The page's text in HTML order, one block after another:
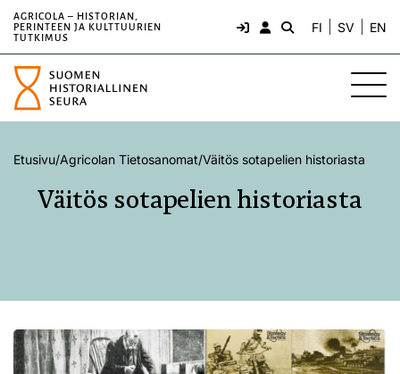
AGRICOLA – HISTORIAN,
PERINTEEN JA KULTTUURIEN
TUTKIMUS
FI SV EN
Etusivu/Agricolan Tietosanomat/Väitös sotapelien historiasta
Väitös sotapelien historiasta